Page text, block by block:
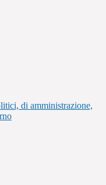
di amministrazione,